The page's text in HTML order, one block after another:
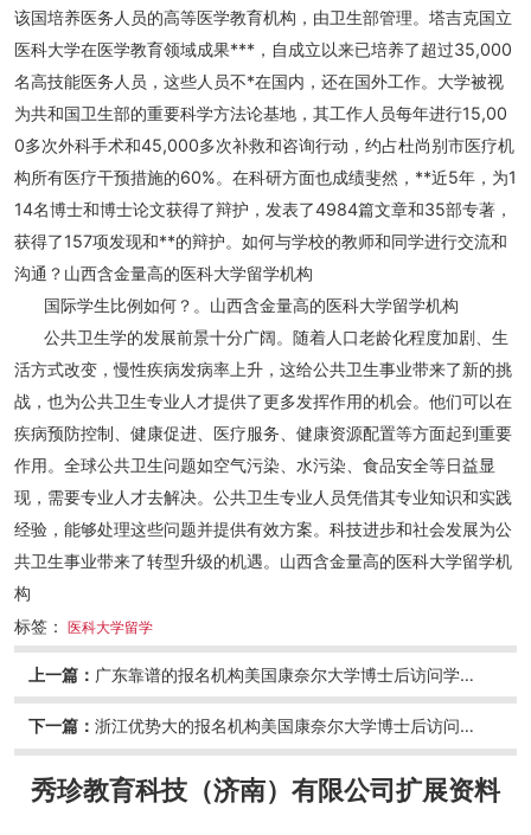
该国培养医务人员的高等医学教育机构，由卫生部管理。塔吉克国立
医科大学在医学教育领域成果***，自成立以来已培养了超过35,000
名高技能医务人员，这些人员不*在国内，还在国外工作。大学被视
为共和国卫生部的重要科学方法论基地，其工作人员每年进行15,00
0多次外科手术和45,000多次补救和咨询行动，约占杜尚别市医疗机
构所有医疗干预措施的60%。在科研方面也成绩斐然，**近5年，为1
14名博士和博士论文获得了辩护，发表了4984篇文章和35部专著，
获得了157项发现和**的辩护。如何与学校的教师和同学进行交流和
沟通？山西含金量高的医科大学留学机构
国际学生比例如何？。山西含金量高的医科大学留学机构
公共卫生学的发展前景十分广阔。随着人口老龄化程度加剧、生
活方式改变，慢性疾病发病率上升，这给公共卫生事业带来了新的挑
战，也为公共卫生专业人才提供了更多发挥作用的机会。他们可以在
疾病预防控制、健康促进、医疗服务、健康资源配置等方面起到重要
作用。全球公共卫生问题如空气污染、水污染、食品安全等日益显
现，需要专业人才去解决。公共卫生专业人员凭借其专业知识和实践
经验，能够处理这些问题并提供有效方案。科技进步和社会发展为公
共卫生事业带来了转型升级的机遇。山西含金量高的医科大学留学机
构
标签： 医科大学留学
上一篇： 广东靠谱的报名机构美国康奈尔大学博士后访问学者项目要多少钱
下一篇： 浙江优势大的报名机构美国康奈尔大学博士后访问学者项目大概费用
秀珍教育科技（济南）有限公司扩展资料